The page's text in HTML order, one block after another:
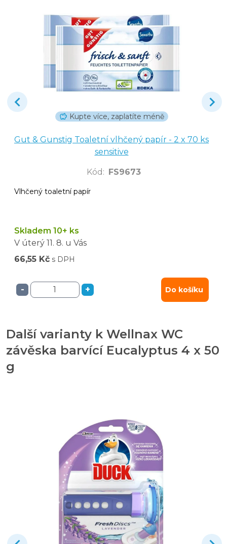
Kupte více, zaplatíte méně
Gut & Gunstig Toaletní vlhčený papír - 2 x 70 ks
sensitive
Kód : FS9673
Vlhčený toaletní papír
Skladem 10+ ks
V úterý 11. 8. u Vás
66,55 Kč s DPH
- + Do košíku
Další varianty k Wellnax WC
závěska barvící Eucalyptus 4 x 50
g